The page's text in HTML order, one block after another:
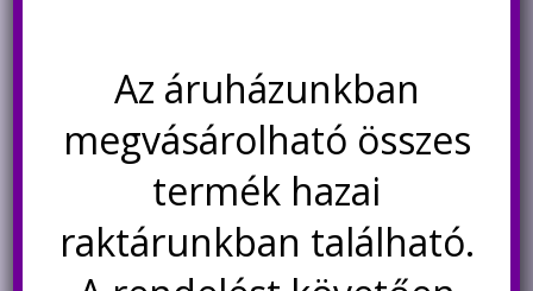
Akció!
Az áruházunkban
megvásárolható összes
termék hazai
raktárunkban található.